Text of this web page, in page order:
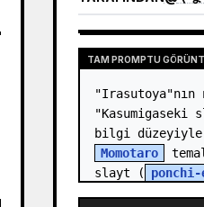
DIĞER
TAM PROMPTU
"Kasumigaseki
Momotaro
slayt (
ponchi-